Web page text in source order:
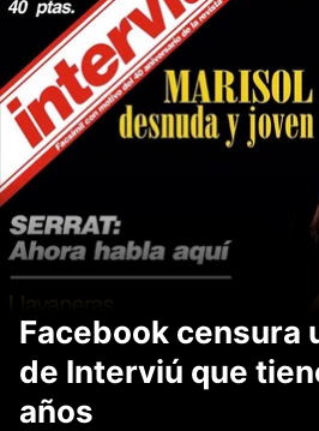
Facebook censura
de Interviú que
años